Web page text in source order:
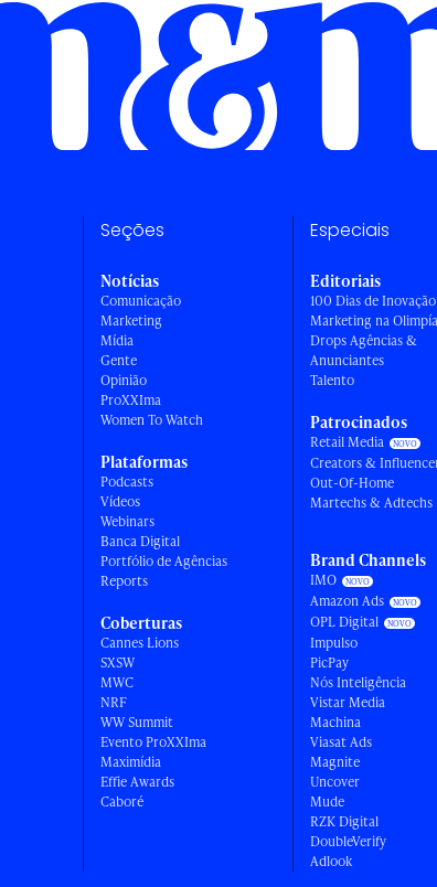
Seções
Notícias
Comunicação
Marketing
Mídia
Gente
Opinião
ProXXIma
Women To Watch
Plataformas
Podcasts
Vídeos
Webinars
Banca Digital
Portfólio de Agências
Reports
Coberturas
Cannes Lions
SXSW
MWC
NRF
WW Summit
Evento ProXXIma
Maximídia
Effie Awards
Caboré
Especiais
Editoriais
100 Dias de Inovação
Marketing na
Drops Agências &
Anunciantes
Talento
Patrocinados
Retail Media
Creators &
Out-Of-Home
Martechs & Adtechs
Brand Channels
IMO
Amazon Ads
OPL Digital
Impulso
PicPay
Nós Inteligência
Vistar Media
Machina
Viasat Ads
Magnite
Uncover
Mude
RZK Digital
DoubleVerify
Adlook